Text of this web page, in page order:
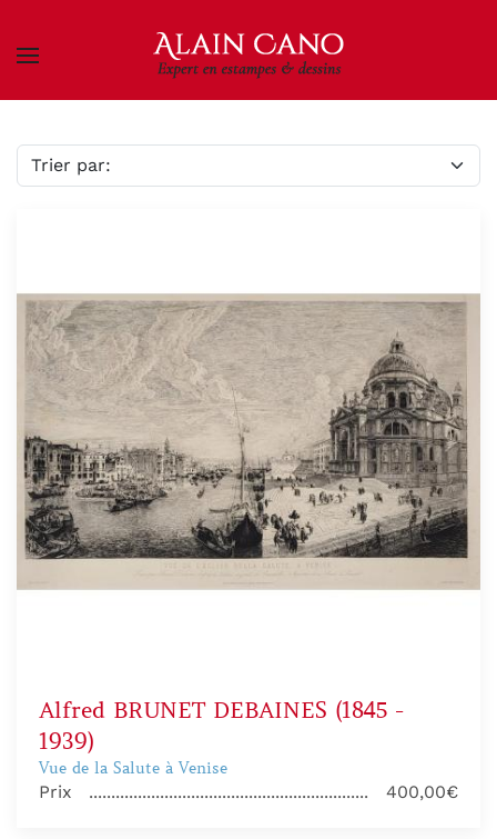
Skip to main content
Alfred BRUNET DEBAINES (1845 -
1939)
Vue de la Salute à Venise
Prix 400,00€